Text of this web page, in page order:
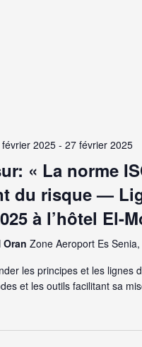
2025- 27 février 2025
« La norme
du risque —
à l’hôtel El-
Oran Zone Aeroport Es
les principes et les lignes
et les outils facilitant sa